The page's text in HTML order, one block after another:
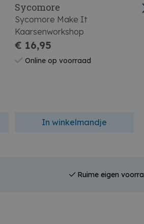
Sycomore
Sycomore Make It
Kaarsenworkshop
€ 16,95
Online op voorraad
In winkelmandje
Ruime eigen